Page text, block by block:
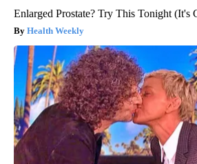
Enlarged Prostate? Try This Tonight (It's
Health Weekly